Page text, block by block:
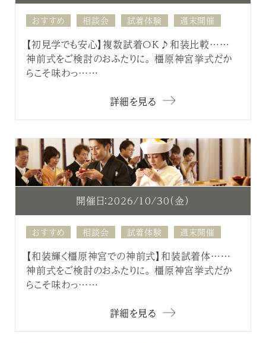
おすすめ 相談会 試着体験 週末開催
【初見学でも安心】複数試着OK♪和装比較……
神前式をご検討のおふたりに。 橿原神宮挙式だか
らこそ味わっ……
詳細を見る
開催日：2026/10/30（金）
おすすめ 相談会 試着体験 週末開催
【和装輝く橿原神宮での神前式】和装試着体……
神前式をご検討のおふたりに。 橿原神宮挙式だか
らこそ味わっ……
詳細を見る